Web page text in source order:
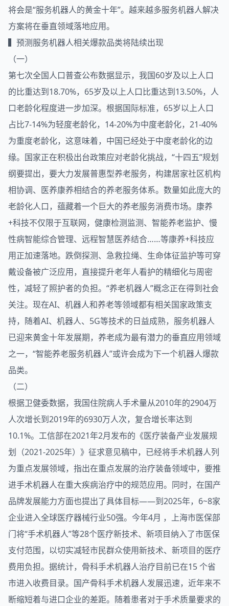
将会是“服务机器人的黄金十年”。越来越多服务机器人解决
方案将在垂直领域落地应用。
▍预测服务机器人相关爆款品类将陆续出现
（一）
第七次全国人口普查公布数据显示，我国60岁及以上人口
的比重达到18.70%，65岁及以上人口比重达到13.50%，人
口老龄化程度进一步加深。根据国际标准，65岁以上人口
占比7-14%为轻度老龄化，14-20%为中度老龄化，21-40%
为重度老龄化，这意味着，中国已经处于中度老龄化的边
缘。国家正在积极出台政策应对老龄化挑战，“十四五”规划
纲要提出，要大力发展普惠型养老服务，构建居家社区机构
相协调、医养康养相结合的养老服务体系。数量如此庞大的
老龄化人口，蕴藏着一个巨大的养老服务消费市场。康养
+科技不仅限于互联网，健康检测监测、智能养老监护、慢
性病智能综合管理、远程智慧医养结合……等康养+科技应
用正加速落地。跌倒探测、急救拉绳、生命体征监护等可穿
戴设备被广泛应用，直接提升老年人看护的精细化与周密
性，减轻了照护者的负担。“养老机器人”概念正在得到社会
关注。现在AI、机器人和养老等领域都有相关国家政策支
持，随着AI、机器人、5G等技术的日益成熟，服务机器人
已迎来黄金十年发展期，养老成为最有潜力的垂直应用领域
之一，“智能养老服务机器人”或许会成为下一个机器人爆款
品类。
（二）
根据卫健委数据，我国住院病人手术量从2010年的2904万
人次增长到2019年的6930万人次，复合增长率达到
10.1%。工信部在2021年2月发布的《医疗装备产业发展规
划（2021-2025年）》征求意见稿中，已经将手术机器人列
为重点发展领域，指出在重点发展的治疗装备领域中，要推
进手术机器人在重大疾病治疗中的规范应用。同时，在国产
品牌发展能力方面也提出了具体目标——到2025年，6~8家
企业进入全球医疗器械行业50强。今年4月 ，上海市医保部
门将“手术机器人”等28个医疗新技术、新项目纳入了市医保
支付范围，以切实减轻市民群众使用新技术、新项目的医疗
费用负担。据统计，骨科手术机器人治疗目前已在15 个省
市进入收费目录。国产骨科手术机器人发展迅速，近年来不
断缩短着与进口企业的差距。随着患者对于手术质量要求的